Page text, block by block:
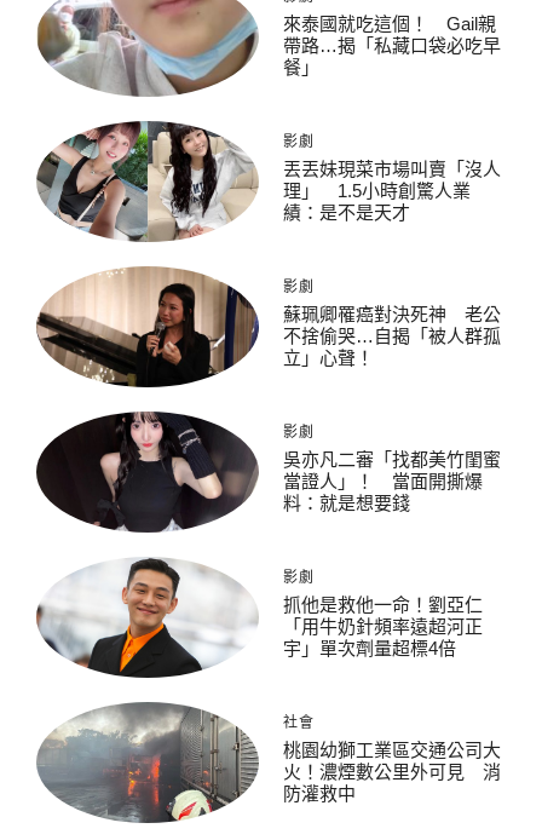
來泰國就吃這個！ Gail親
帶路…揭「私藏口袋必吃早
餐」
影劇
丟丟妹現菜市場叫賣「沒人
理」 1.5小時創驚人業
績：是不是天才
影劇
蘇珮卿罹癌對決死神 老公
不捨偷哭…自揭「被人群孤
立」心聲！
影劇
吳亦凡二審「找都美竹閨蜜
當證人」！ 當面開撕爆
料：就是想要錢
影劇
抓他是救他一命！劉亞仁
「用牛奶針頻率遠超河正
宇」單次劑量超標4倍
社會
桃園幼獅工業區交通公司大
火！濃煙數公里外可見 消
防灌救中